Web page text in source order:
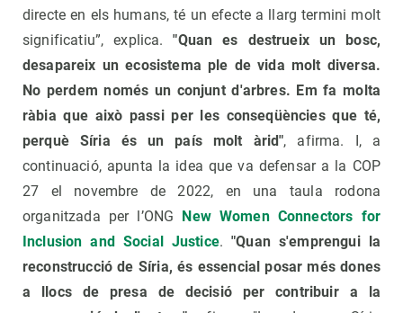
directe en els humans, té un efecte a llarg termini molt
significatiu”, explica."Quan es destrueix un bosc,
desapareix un ecosistema ple de vida molt diversa.
No perdem només un conjunt d'arbres. Em fa molta
ràbia que això passi per les conseqüències que té,
perquè Síria és un país molt àrid", afirma. I, a
continuació, apunta la idea que va defensar a la COP
27 el novembre de 2022, en una taula rodona
organitzada per l’ONG
New Women Connectors for
Inclusion and Social Justice."Quan s'emprengui la
reconstrucció de Síria, és essencial posar més dones
a llocs de presa de decisió per contribuir a la